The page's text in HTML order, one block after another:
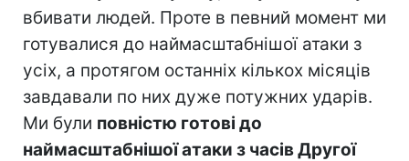
вбивати людей. Проте в певний момент ми
готувалися до наймасштабнішої атаки з
усіх, а протягом останніх кількох місяців
завдавали по них дуже потужних ударів.
Ми були повністю готові до
наймасштабнішої атаки з часів Другої